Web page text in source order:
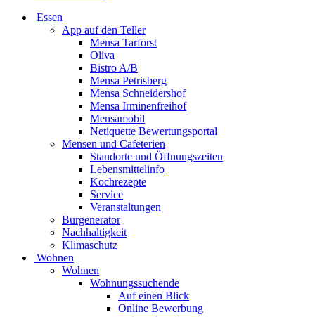
Essen
App auf den Teller
Mensa Tarforst
Oliva
Bistro A/B
Mensa Petrisberg
Mensa Schneidershof
Mensa Irminenfreihof
Mensamobil
Netiquette Bewertungsportal
Mensen und Cafeterien
Standorte und Öffnungszeiten
Lebensmittelinfo
Kochrezepte
Service
Veranstaltungen
Burgenerator
Nachhaltigkeit
Klimaschutz
Wohnen
Wohnen
Wohnungssuchende
Auf einen Blick
Online Bewerbung